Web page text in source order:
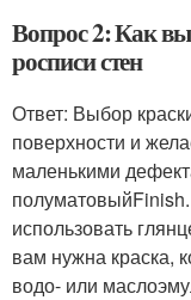
Вопрос 2: Как
росписи стен
Ответ: Выбор
поверхности и
маленькими
использовать
вам нужна краска,
водо- или